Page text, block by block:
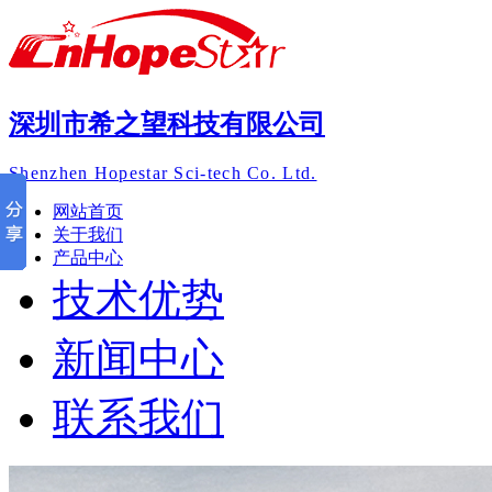
深圳市希之望科技有限公司
Shenzhen Hopestar Sci-tech Co. Ltd.
网站首页
关于我们
产品中心
技术优势
新闻中心
联系我们